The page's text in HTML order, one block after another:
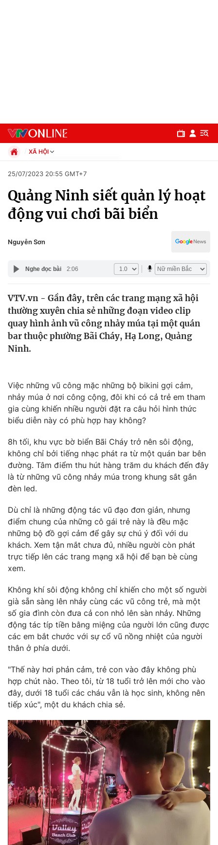
Chuyên mục
Chính trị
Xã hội
Y tế
Thế giới
Tin tức
Câu chuyện quốc tế
Tài chính
Thị trường
Góc doanh nghiệp
Dữ liệu và đời sống
Truyền hình
Phim VTV
Hậu trường
Nhân vật
Giải sao mai
Giải trí
Điện ảnh
Âm nhạc
Sao
Đời sống
Du lịch
Làm đẹp
Chất lượng cuộc sống
Tuyển sinh
Học trực tuyến
Công nghệ
Hitech Công nghệ tương lai
Sản phẩm
Thị trường
Tư vấn
Giao lưu trực tuyến
Lịch phát sóng
Chuyên mục khác
Emagazine Podcast
Photo Infographic
Video Shorts video
VTV Money VTV Thể thao
VTV Sức khoẻ Bất động sản
Thị trường 24h Tấm lòng Việt
VTV4 Vươn mình bằng AI
VTV9 VTV8
XÃ HỘI
Xã hội
Pháp luật
Kinh tế
Thể thao
Văn hóa - Giải trí
Đời sống
Giáo dục
25/07/2023 20:55 GMT+7
Quảng Ninh siết quản lý hoạt
động vui chơi bãi biển
Nguyễn Sơn
Nghe đọc bài 2:06
VTV.vn - Gần đây, trên các trang mạng xã hội
thường xuyên chia sẻ những đoạn video clip
quay hình ảnh vũ công nhảy múa tại một quán
bar thuộc phường Bãi Cháy, Hạ Long, Quảng
Ninh.
Việc những vũ công mặc những bộ bikini gợi cảm,
nhảy múa ở nơi công cộng, đôi khi có cả trẻ em tham
gia cùng khiến nhiều người đặt ra câu hỏi hình thức
biểu diễn này có phù hợp hay không?
8h tối, khu vực bờ biển Bãi Cháy trở nên sôi động,
không chỉ bởi tiếng nhạc phát ra từ một quán bar bên
đường. Tâm điểm thu hút hàng trăm du khách đến đây
là từ những vũ công nhảy múa trong khung sắt gắn
đèn led.
Dù chỉ là những động tác vũ đạo đơn giản, nhưng
điểm chung của những cô gái trẻ này là đều mặc
những bộ đồ gợi cảm để gây sự chú ý đối với du
khách. Xem tận mắt chưa đủ, nhiều người còn phát
trực tiếp lên các trang mạng xã hội để bạn bè cùng
xem.
Không khí sôi động không chỉ khiến cho một số người
già sẵn sàng lên nhảy cùng các vũ công trẻ, mà một
số gia đình còn đưa cả con nhỏ lên sàn nhảy. Những
động tác típ tiền bằng miệng của người lớn cũng được
các em bắt chước với sự cổ vũ nồng nhiệt của người
thân ở phía dưới.
"Thế này hơi phản cảm, trẻ con vào đây không phù
hợp chút nào. Theo tôi, từ 18 tuổi trở lên mới cho vào
đây, dưới 18 tuổi các cháu vẫn là học sinh, không nên
tiếp xúc", một du khách chia sẻ.